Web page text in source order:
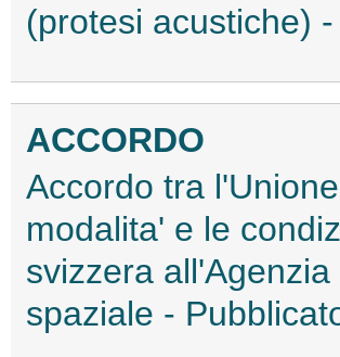
(protesi acustiche)
ACCORDO
Accordo tra
modalita' e le
svizzera
spaziale -